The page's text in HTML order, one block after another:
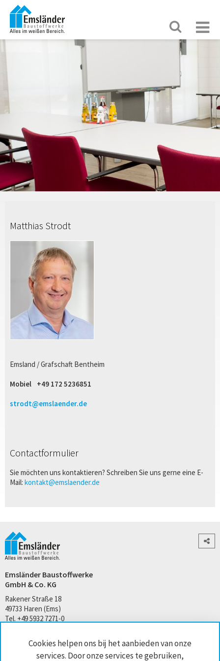
Cookies helpen ons bij het aanbieden van onze
services. Door onze services te gebruiken,
Matthias Strodt
Emsland / Grafschaft Bentheim
Mobiel +49 172 5236851
strodt@emslaender.de
Contactformulier
Sie möchten uns kontaktieren? Schreiben Sie uns gerne eine E-
Mail: kontakt@emslaender.de
Emsländer Baustoffwerke
GmbH & Co. KG
Rakener Straße 18
49733 Haren (Ems)
Tel. +49 5932 7271-0
www.emslaender.de